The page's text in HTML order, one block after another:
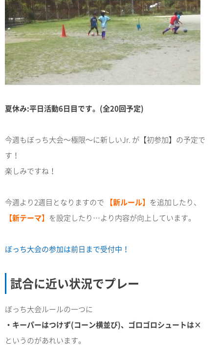
夏休み:平日活動6日目です。(全20回予定)
今週もぼっち大会～極限～に新しいJr. が【初参加】の予定で
す！
楽しみですね！
今週より2週目となりますので 【新ルール】 を追加したり、
【新テーマ】 を設定したり…より内容が向上しています。
ぼっち大会の参加は前日まで受付中！
試合に近い状況でプレー
ぼっち大会ルールの一つに
・キーパーはつけず(コーン横並び)、ゴロゴロシュートは×
というのがあれいます。